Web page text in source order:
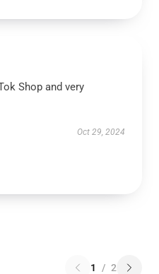
Shop and very
Oct 29, 2024
1 / 2